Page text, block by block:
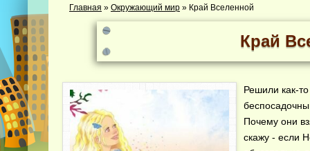
Главная » Окружающий мир » Край Вселенной
Край
Решили как-
Почему они
скажу - если